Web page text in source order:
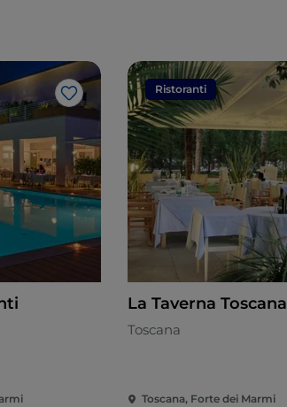
Like
Ristoranti
La Taverna Toscana
Toscana
Toscana, Forte dei Marmi